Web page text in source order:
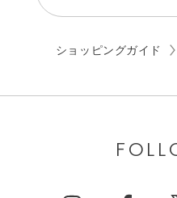
ショッピングガイド